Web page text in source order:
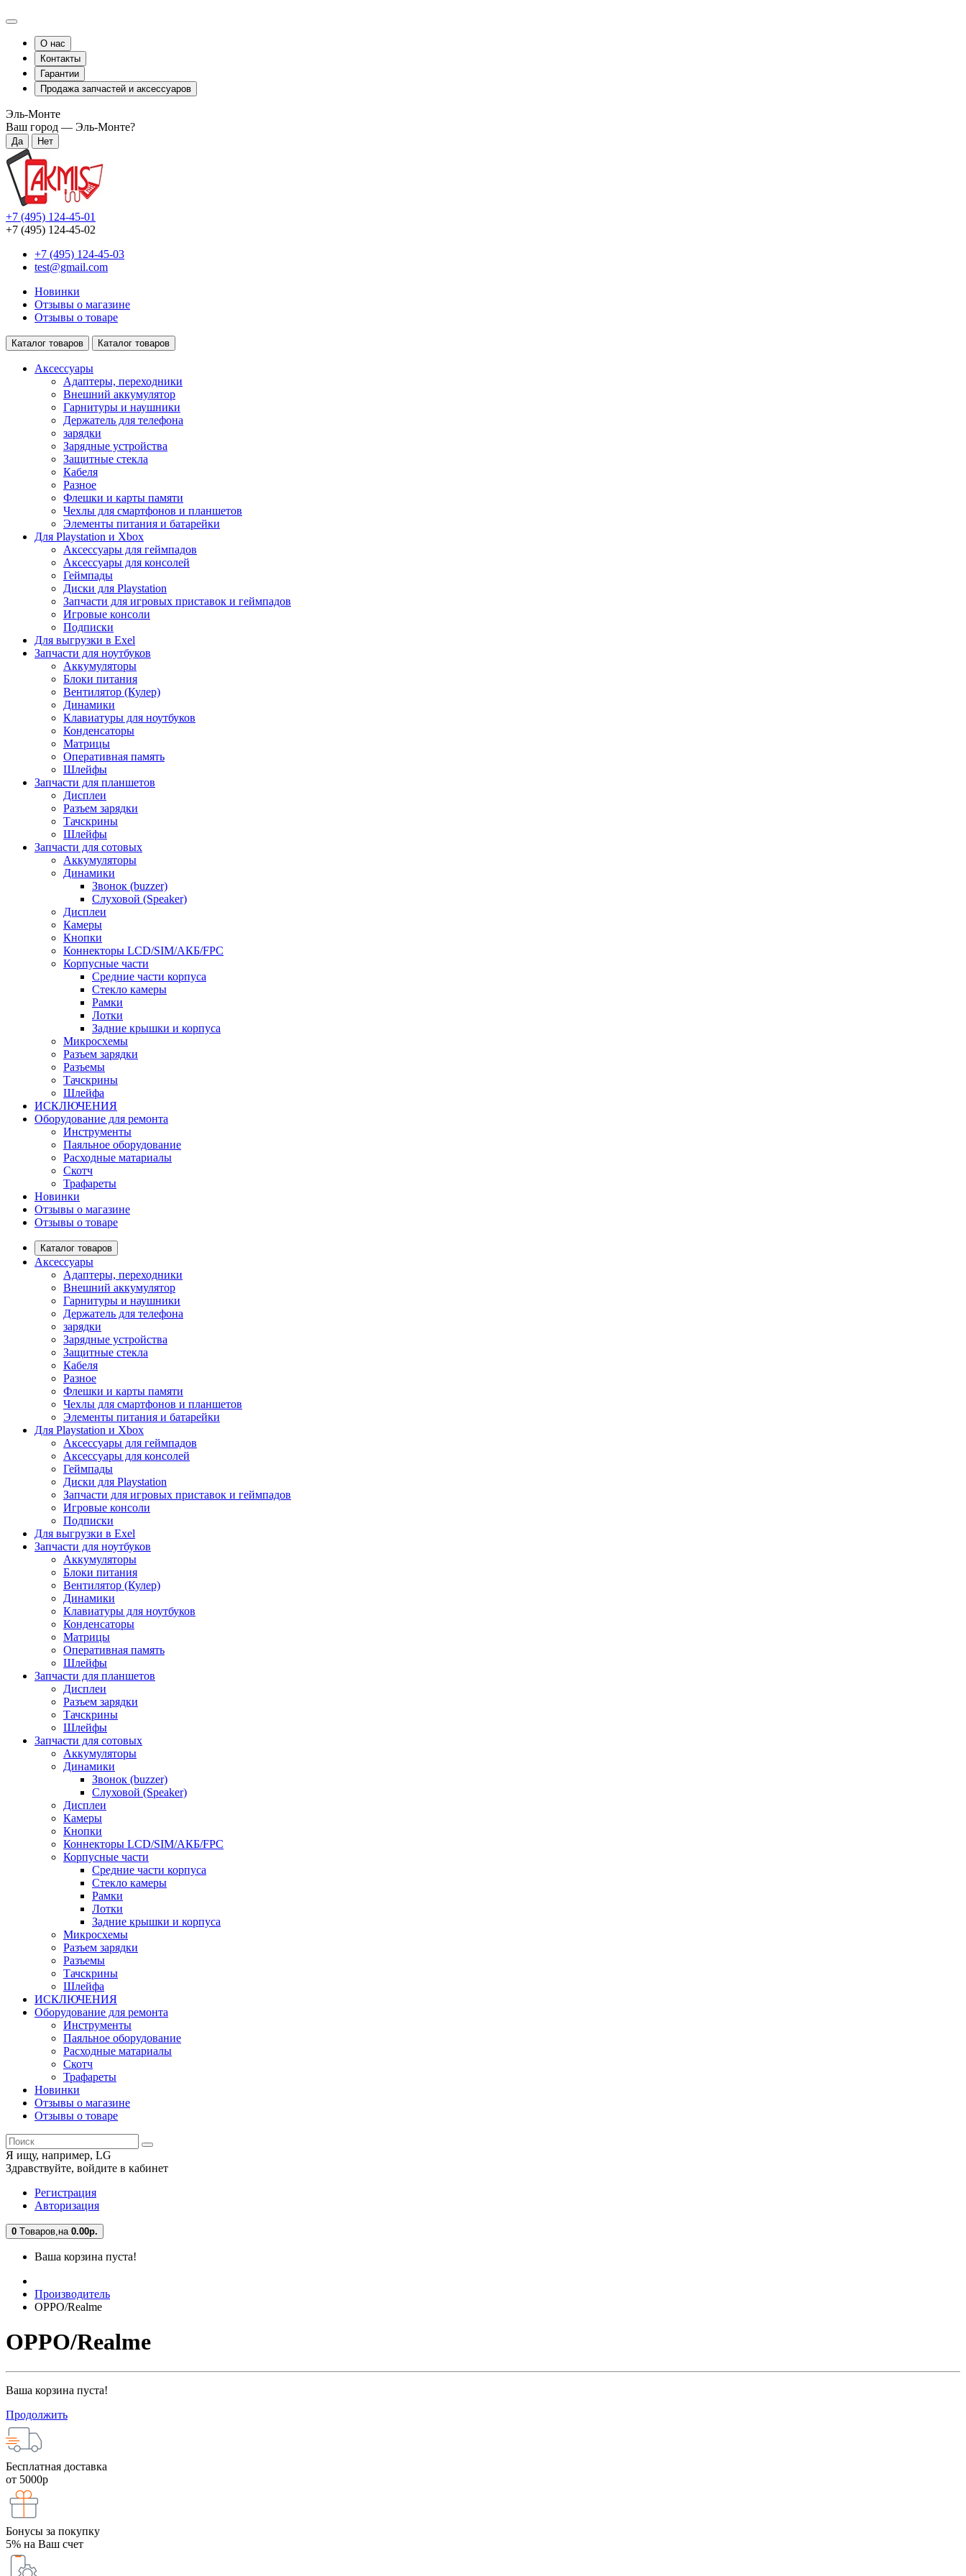
О нас
Контакты
Гарантии
Продажа запчастей и аксессуаров
Эль-Монте
Ваш город — Эль-Монте?
+7 (495) 124-45-01
+7 (495) 124-45-02
+7 (495) 124-45-03
test@gmail.com
Новинки
Отзывы о магазине
Отзывы о товаре
Каталог товаров Каталог товаров
Аксессуары
Адаптеры, переходники
Внешний аккумулятор
Гарнитуры и наушники
Держатель для телефона
зарядки
Зарядные устройства
Защитные стекла
Кабеля
Разное
Флешки и карты памяти
Чехлы для смартфонов и планшетов
Элементы питания и батарейки
Для Playstation и Xbox
Аксессуары для геймпадов
Аксессуары для консолей
Геймпады
Диски для Playstation
Запчасти для игровых приставок и геймпадов
Игровые консоли
Подписки
Для выгрузки в Exel
Запчасти для ноутбуков
Аккумуляторы
Блоки питания
Вентилятор (Кулер)
Динамики
Клавиатуры для ноутбуков
Конденсаторы
Матрицы
Оперативная память
Шлейфы
Запчасти для планшетов
Дисплеи
Разъем зарядки
Тачскрины
Шлейфы
Запчасти для сотовых
Аккумуляторы
Динамики
Звонок (buzzer)
Слуховой (Speaker)
Дисплеи
Камеры
Кнопки
Коннекторы LCD/SIM/АКБ/FPC
Корпусные части
Средние части корпуса
Стекло камеры
Рамки
Лотки
Задние крышки и корпуса
Микросхемы
Разъем зарядки
Разъемы
Тачскрины
Шлейфа
ИСКЛЮЧЕНИЯ
Оборудование для ремонта
Инструменты
Паяльное оборудование
Расходные матариалы
Скотч
Трафареты
Новинки
Отзывы о магазине
Отзывы о товаре
Каталог товаров
Аксессуары
Адаптеры, переходники
Внешний аккумулятор
Гарнитуры и наушники
Держатель для телефона
зарядки
Зарядные устройства
Защитные стекла
Кабеля
Разное
Флешки и карты памяти
Чехлы для смартфонов и планшетов
Элементы питания и батарейки
Для Playstation и Xbox
Аксессуары для геймпадов
Аксессуары для консолей
Геймпады
Диски для Playstation
Запчасти для игровых приставок и геймпадов
Игровые консоли
Подписки
Для выгрузки в Exel
Запчасти для ноутбуков
Аккумуляторы
Блоки питания
Вентилятор (Кулер)
Динамики
Клавиатуры для ноутбуков
Конденсаторы
Матрицы
Оперативная память
Шлейфы
Запчасти для планшетов
Дисплеи
Разъем зарядки
Тачскрины
Шлейфы
Запчасти для сотовых
Аккумуляторы
Динамики
Звонок (buzzer)
Слуховой (Speaker)
Дисплеи
Камеры
Кнопки
Коннекторы LCD/SIM/АКБ/FPC
Корпусные части
Средние части корпуса
Стекло камеры
Рамки
Лотки
Задние крышки и корпуса
Микросхемы
Разъем зарядки
Разъемы
Тачскрины
Шлейфа
ИСКЛЮЧЕНИЯ
Оборудование для ремонта
Инструменты
Паяльное оборудование
Расходные матариалы
Скотч
Трафареты
Новинки
Отзывы о магазине
Отзывы о товаре
Я ищу, например, LG
Здравствуйте, войдите в кабинет
Регистрация
Авторизация
0 Tоваров,на 0.00р.
Ваша корзина пуста!
Производитель
OPPO/Realme
OPPO/Realme
Ваша корзина пуста!
Продолжить
Бесплатная доставка
от 5000р
Бонусы за покупку
5% на Ваш счет